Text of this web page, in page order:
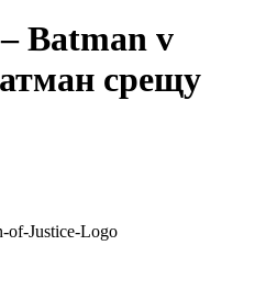
Batman v
срещу